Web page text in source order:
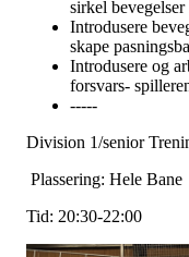
sirkel
Introdusere
skape
Introdusere og
forsvars-
-----
Division 1/senior
Plassering: Hele Bane
Tid: 20:30-22:00